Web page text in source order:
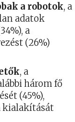
a robotok, a
adatok
a
(26%)
, a
három fő
(45%),
kialakítását